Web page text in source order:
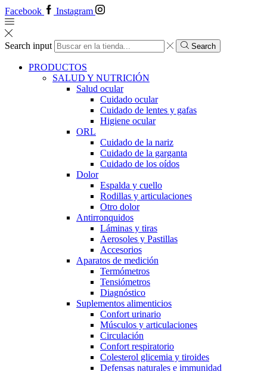
Facebook Instagram
Search input Search
PRODUCTOS
SALUD Y NUTRICIÓN
Salud ocular
Cuidado ocular
Cuidado de lentes y gafas
Higiene ocular
ORL
​​Cuidado de la nariz
​​Cuidado de la garganta
​​Cuidado de los oídos
Dolor
Espalda y cuello
Rodillas y articulaciones
Otro dolor
Antirronquidos
Láminas y tiras
Aerosoles y Pastillas
Accesorios
Aparatos de medición
Termómetros
Tensiómetros
Diagnóstico
Suplementos alimenticios
Confort urinario
Músculos y articulaciones
Circulación
Confort respiratorio
Colesterol glicemia y tiroides
Defensas naturales e immunidad